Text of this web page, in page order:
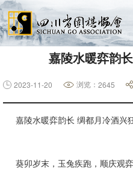
嘉陵水暖弈韵
2023-11-20 浏览：2645
嘉陵水暖弈韵长 绸都月冷酒兴
葵卯岁末，玉兔疾跑，顺庆观弈